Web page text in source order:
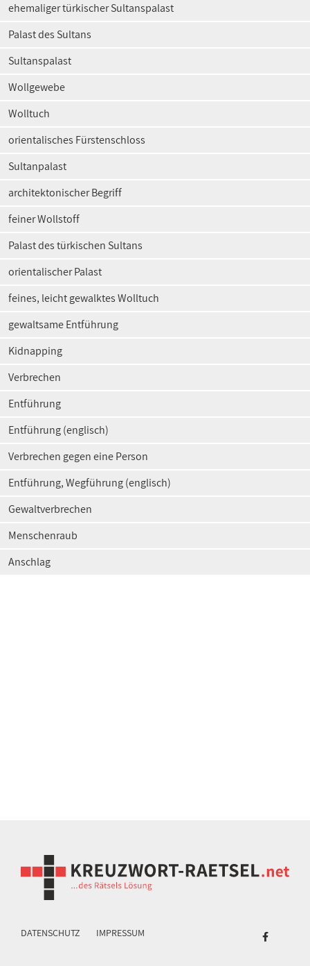
ehemaliger türkischer Sultanspalast
Palast des Sultans
Sultanspalast
Wollgewebe
Wolltuch
orientalisches Fürstenschloss
Sultanpalast
architektonischer Begriff
feiner Wollstoff
Palast des türkischen Sultans
orientalischer Palast
feines, leicht gewalktes Wolltuch
gewaltsame Entführung
Kidnapping
Verbrechen
Entführung
Entführung (englisch)
Verbrechen gegen eine Person
Entführung, Wegführung (englisch)
Gewaltverbrechen
Menschenraub
Anschlag
DATENSCHUTZ IMPRESSUM